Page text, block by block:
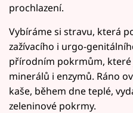
prochlazení.
Vybíráme si stravu, která
zažívacího i urgo-
přírodním pokrmům, které
minerálů i enzymů. Ráno
kaše, během dne teplé,
zeleninové pokrmy.